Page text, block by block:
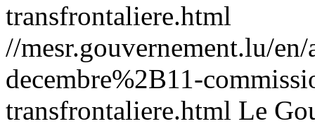
transfrontaliere.html
//mesr.gouvernement.lu/
decembre%2B11-
transfrontaliere.html Le